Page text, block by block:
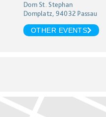
Dom St. Stephan
Domplatz, 94032 Passau
OTHER EVENTS